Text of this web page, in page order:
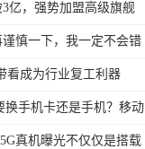
亿，强势加盟高级旗舰
慎一下，我一定不会错
看成为行业复工利器
换手机卡还是手机？移动
真机曝光不仅仅是搭载